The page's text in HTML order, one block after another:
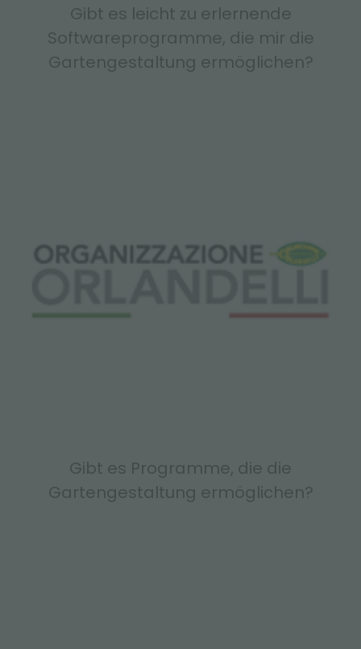
Gibt es leicht zu erlernende
Softwareprogramme, die mir die
Gartengestaltung ermöglichen?
Gibt es Programme, die die
Gartengestaltung ermöglichen?